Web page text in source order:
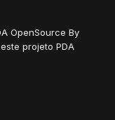
OpenSource By
projeto PDA
as